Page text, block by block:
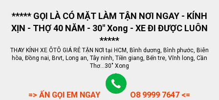
***** GỌI LÀ CÓ MẶT LÀM TẬN NƠI NGAY - KÍNH
XỊN - THỢ 40 NĂM - 30" Xong - XE ĐI ĐƯỢC LUÔN
*****
THAY KÍNH XE ÔTÔ GIÁ RẺ TẬN NƠI tại HCM, Bình dương, Bình phước, Biên
hòa, Đồng nai, Brvt, Long an, Tây ninh, Tiền giang, Bến tre, Vĩnh long, Cần
Thơ...30" Xong
=> ẤN GỌI EM NGAY O8 9999 7647 <=